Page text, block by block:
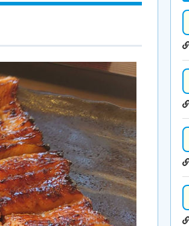
レーシアに移住ｗｗｗｗｗ
払いが多すぎたので病院が
「簡単にそうめん作れ言う
難に苦しむ | 高
んにドローンを特攻させる
的にアニメ化してしまう
こ、グラブと帽子を投げ捨
イク